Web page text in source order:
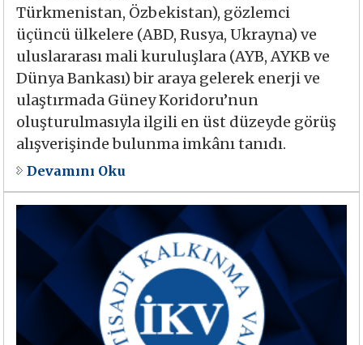
Türkmenistan, Özbekistan), gözlemci
üçüncü ülkelere (ABD, Rusya, Ukrayna) ve
uluslararası mali kuruluşlara (AYB, AYKB ve
Dünya Bankası) bir araya gelerek enerji ve
ulaştırmada Güney Koridoru’nun
oluşturulmasıyla ilgili en üst düzeyde görüş
alışverişinde bulunma imkânı tanıdı.
Devamını Oku